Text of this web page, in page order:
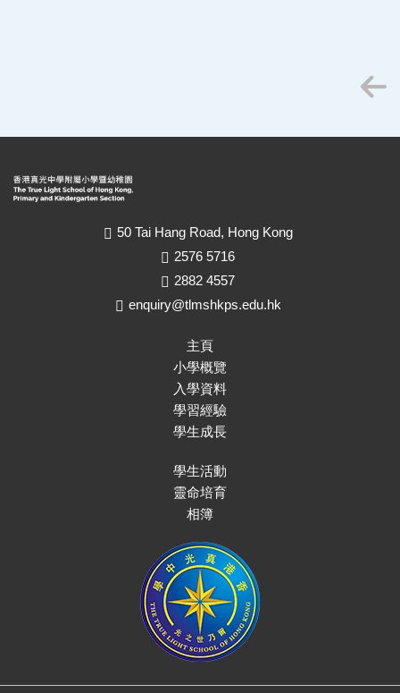
50 Tai Hang Road, Hong Kong
2576 5716
2882 4557
enquiry@tlmshkps.edu.hk
主頁
小學概覽
入學資料
學習經驗
學生成長
學生活動
靈命培育
相簿